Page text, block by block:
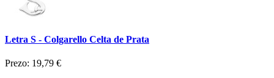
Letra S - Colgarello Celta de Prata
Prezo: 19,79 €